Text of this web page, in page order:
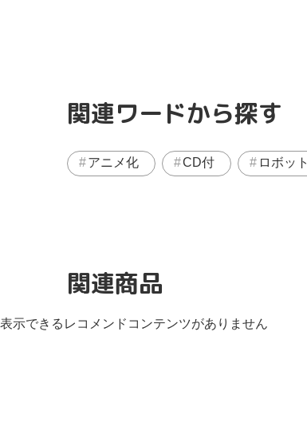
関連ワードから探す
アニメ化 CD付 ロボット
関連商品
表示できるレコメンドコンテンツがありません